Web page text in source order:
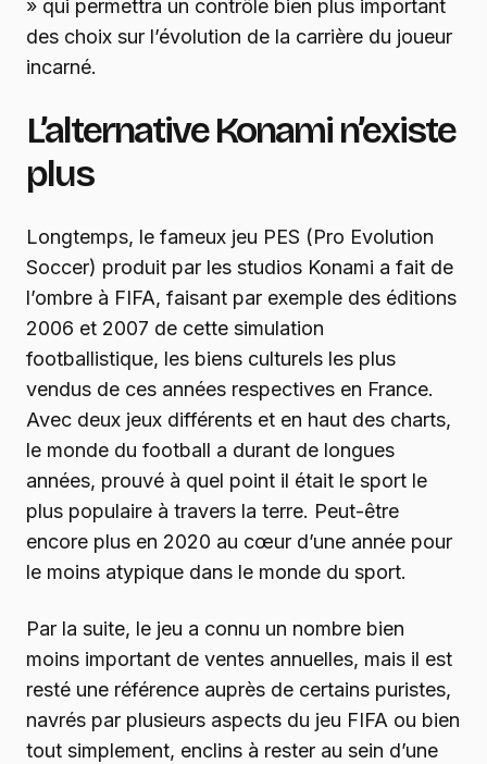
» qui permettra un contrôle bien plus important
des choix sur l’évolution de la carrière du joueur
incarné.
L’alternative Konami n’existe
plus
Longtemps, le fameux jeu PES (Pro Evolution
Soccer) produit par les studios Konami a fait de
l’ombre à FIFA, faisant par exemple des éditions
2006 et 2007 de cette simulation
footballistique, les biens culturels les plus
vendus de ces années respectives en France.
Avec deux jeux différents et en haut des charts,
le monde du football a durant de longues
années, prouvé à quel point il était le sport le
plus populaire à travers la terre. Peut-être
encore plus en 2020 au cœur d’une année pour
le moins atypique dans le monde du sport.
Par la suite, le jeu a connu un nombre bien
moins important de ventes annuelles, mais il est
resté une référence auprès de certains puristes,
navrés par plusieurs aspects du jeu FIFA ou bien
tout simplement, enclins à rester au sein d’une